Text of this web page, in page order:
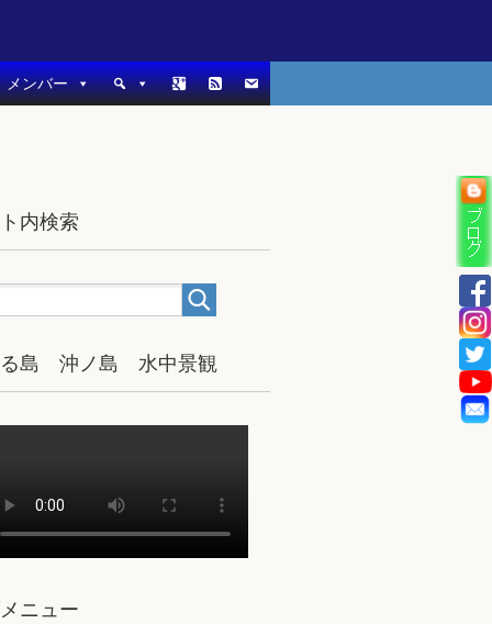
メンバー
内検索
る島 沖ノ島 水中景観
ニュー